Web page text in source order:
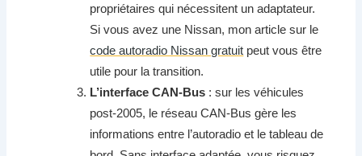
propriétaires qui nécessitent un adaptateur.
Si vous avez une Nissan, mon article sur le
code autoradio Nissan gratuit peut vous être
utile pour la transition.
L’interface CAN-Bus : sur les véhicules
post-2005, le réseau CAN-Bus gère les
informations entre l’autoradio et le tableau de